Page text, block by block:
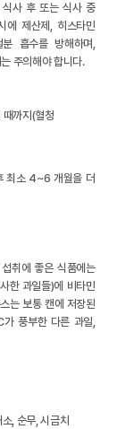
식사 후 또는 식사 중
에 제산제, 히스타민
흡수를 방해하며,
주의해야 합니다.
까지(혈청
최소 4~6 개월을 더
취에 좋은 식품에는
한 과일들)에 비타민
는 보통 캔에 저장된
가 풍부한 다른 과일,
, 순무, 시금치